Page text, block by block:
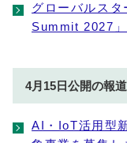
グローバルス
Summit 2027」
4月15日公開の報
AI・IoT活用型